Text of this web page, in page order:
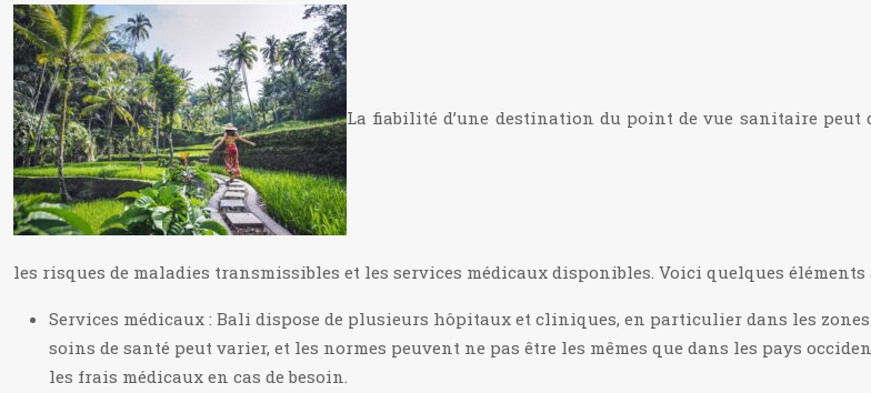
La fiabilité d’une destination du point de vue sanitaire
les risques de maladies transmissibles et les services médicaux disponibles. Voici quelques
Services médicaux : Bali dispose de plusieurs hôpitaux et cliniques, en particulier dans les
soins de santé peut varier, et les normes peuvent ne pas être les mêmes que dans les pays
les frais médicaux en cas de besoin.